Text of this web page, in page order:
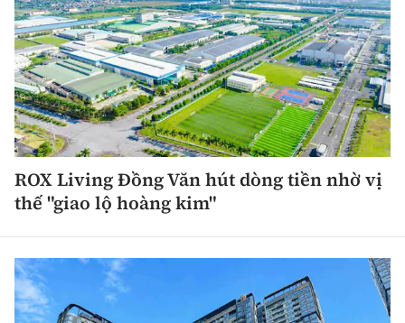
ROX Living Đồng Văn hút dòng tiền nhờ vị
thế "giao lộ hoàng kim"